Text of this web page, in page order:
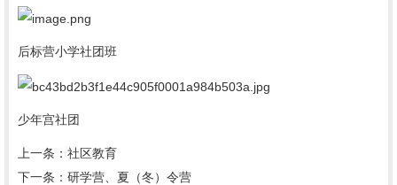
后标营小学社团班
少年宫社团
上一条： 社区教育
下一条： 研学营、夏（冬）令营